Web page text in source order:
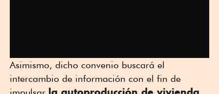
Asimismo, dicho convenio buscará el
intercambio de información con el fin de